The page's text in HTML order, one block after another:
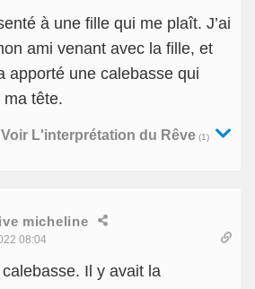
à une fille qui me plaît. J’ai
ami venant avec la fille, et
apporté une calebasse qui
ma tête.
Voir L'interprétation du Rêve (1)
micheline
08:04
Il y avait la